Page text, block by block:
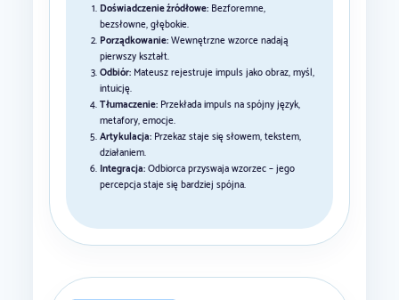
Doświadczenie źródłowe: Bezforemne,
bezsłowne, głębokie.
Porządkowanie:Wewnętrzne wzorce nadają
pierwszy kształt.
Odbiór: Mateusz rejestruje impuls jako obraz, myśl,
intuicję.
Tłumaczenie: Przekłada impuls na spójny język,
metafory, emocje.
Artykulacja: Przekaz staje się słowem, tekstem,
działaniem.
Integracja:Odbiorca przyswaja wzorzec – jego
percepcja staje się bardziej spójna.